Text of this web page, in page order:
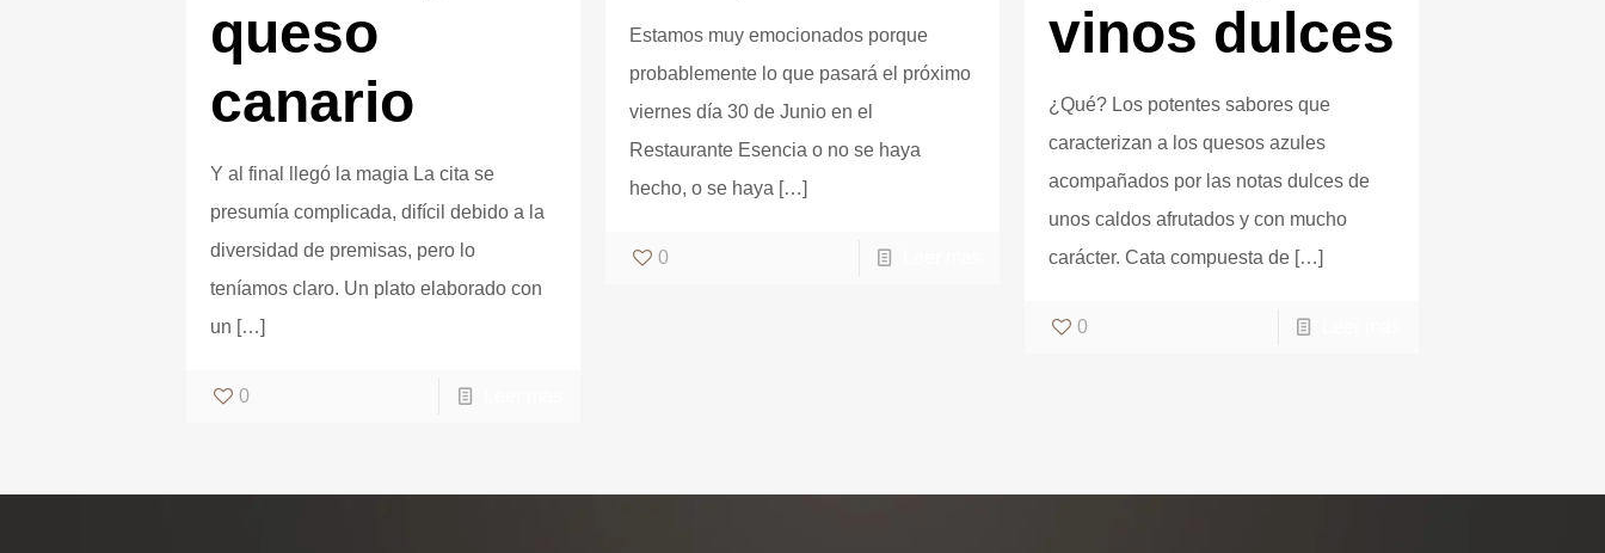
queso
canario
Y al final llegó la magia La cita se
presumía complicada, difícil debido a la
diversidad de premisas, pero lo
teníamos claro. Un plato elaborado con
un […]
0
Estamos muy emocionados porque
probablemente lo que pasará el próximo
viernes día 30 de Junio en el
Restaurante Esencia o no se haya
hecho, o se haya […]
0
vinos dulces
¿Qué? Los potentes sabores que
caracterizan a los quesos azules
acompañados por las notas dulces de
unos caldos afrutados y con mucho
carácter. Cata compuesta de […]
0